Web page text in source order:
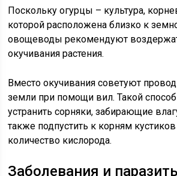
Поскольку огурцы – культура,
которой расположена близко к
овощеводы рекомендуют
окучивания растения.
Вместо окучивания советуют
земли при помощи вил. Такой
устранить сорняки, забирающие
также подпустить к корням
количество кислорода.
Заболевания и